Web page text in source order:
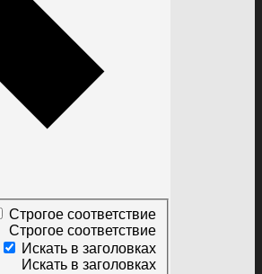
Строгое соответствие
Строгое соответствие
Искать в заголовках
Искать в заголовках